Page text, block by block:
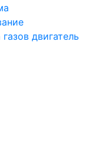
двигатель